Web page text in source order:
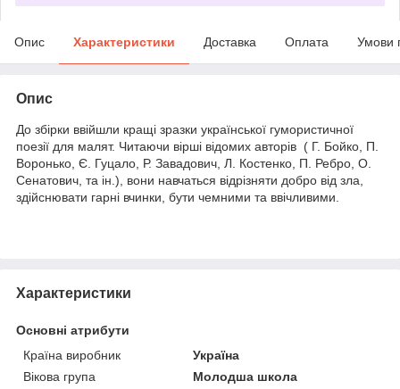
Опис Характеристики Доставка Оплата Умови
Опис
До збірки ввійшли кращі зразки української гумористичної
поезії для малят. Читаючи вірші відомих авторів ( Г. Бойко, П.
Воронько, Є. Гуцало, Р. Завадович, Л. Костенко, П. Ребро, О.
Сенатович, та ін.), вони навчаться відрізняти добро від зла,
здійснювати гарні вчинки, бути чемними та ввічливими.
Характеристики
Основні атрибути
Країна виробник
Україна
Вікова група
Молодша школа